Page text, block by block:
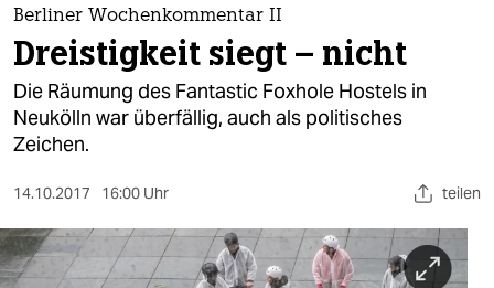
themen
politik
öko
sport
Berliner Wochenkommentar II
Dreistigkeit siegt – nicht
Die Räumung des Fantastic Foxhole Hostels in
Neukölln war überfällig, auch als politisches
Zeichen.
14.10.2017 16:00 Uhr teilen